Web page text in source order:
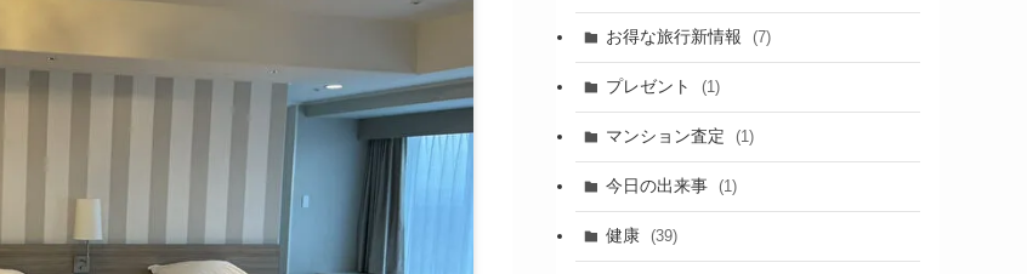
お得な旅行新情報 (7)
プレゼント (1)
マンション査定 (1)
今日の出来事 (1)
健康 (39)